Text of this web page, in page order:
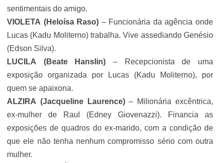
sentimentais do amigo.
VIOLETA (Heloísa Raso) – Funcionária da agência onde
Lucas (Kadu Moliterno) trabalha. Vive assediando Genésio
(Edson Silva).
LUCILA
(Beate Hanslin) – Recepcionista de uma
exposição organizada por Lucas (Kadu Moliterno), por
quem se apaixona.
ALZIRA (Jacqueline Laurence)– Milionária excêntrica,
ex-mulher de Raul (Edney Giovenazzi). Financia as
exposições de quadros do ex-marido, com a condição de
que ele não tenha nenhum compromisso sério com outra
mulher.